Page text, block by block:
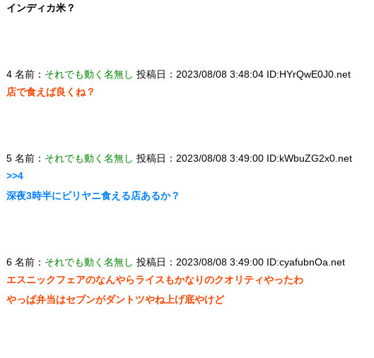
Powered by livedoor 相互RSS
インディカ米？
4 名前： それでも動く名無し 投稿日：2023/08/08 3:48:04 ID:HYrQwE0J0.net
店で食えば良くね？
5 名前： それでも動く名無し 投稿日：2023/08/08 3:49:00 ID:kWbuZG2x0.net
>>4
深夜3時半にビリヤニ食える店あるか？
6 名前： それでも動く名無し 投稿日：2023/08/08 3:49:00 ID:cyafubnOa.net
エスニックフェアのなんやらライスもかなりのクオリティやったわ
やっぱ弁当はセブンがダントツやね上げ底やけど
迷子のウサギが警察に保護され、正式
【ひでぶ】茨城県にあるパン屋で売っ